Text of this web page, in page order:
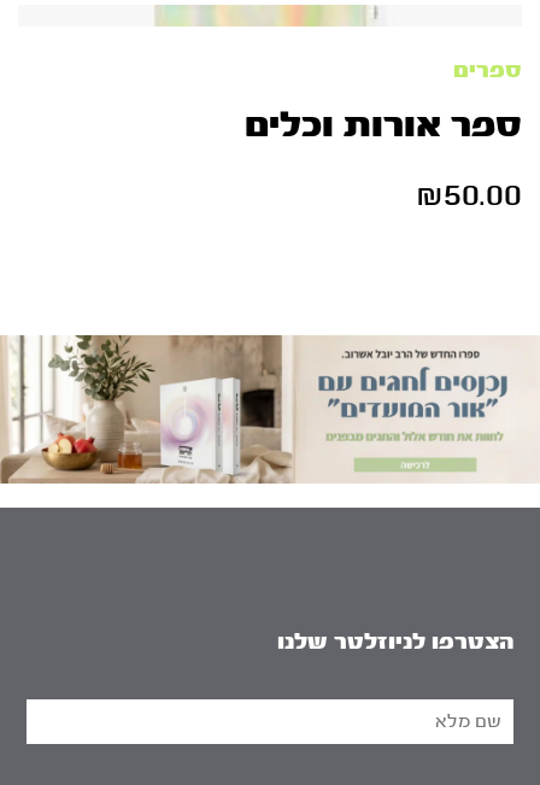
ספרים
ספר אורות וכלים
₪50.00
הצטרפו לניוזלטר שלנו